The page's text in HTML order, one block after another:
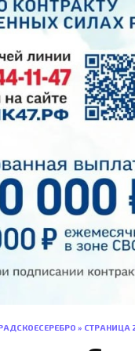
» СТРАНИЦА